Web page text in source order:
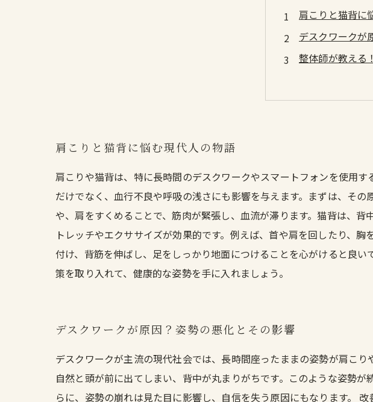
肩こりと猫背に
デスクワークが
整体師が教える
効果的なストレ
日常生活で気を
肩こりと猫背に悩む現代人の物語
肩こりや猫背は、特に長時間のデスクワークやスマートフォンを使用
だけでなく、血行不良や呼吸の浅さにも影響を与えます。まずは、そ
や、肩をすくめることで、筋肉が緊張し、血流が滞ります。猫背は、
トレッチやエクササイズが効果的です。例えば、首や肩を回したり、
付け、背筋を伸ばし、足をしっかり地面につけることを心がけると良
策を取り入れて、健康的な姿勢を手に入れましょう。
デスクワークが原因？姿勢の悪化とその影響
デスクワークが主流の現代社会では、長時間座ったままの姿勢が肩こ
自然と頭が前に出てしまい、背中が丸まりがちです。このような姿勢
らに、姿勢の崩れは見た目に影響し、自信を失う原因にもなります。